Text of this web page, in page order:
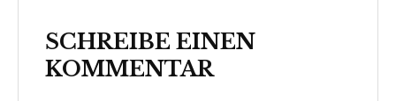
SCHREIBE EINEN
KOMMENTAR